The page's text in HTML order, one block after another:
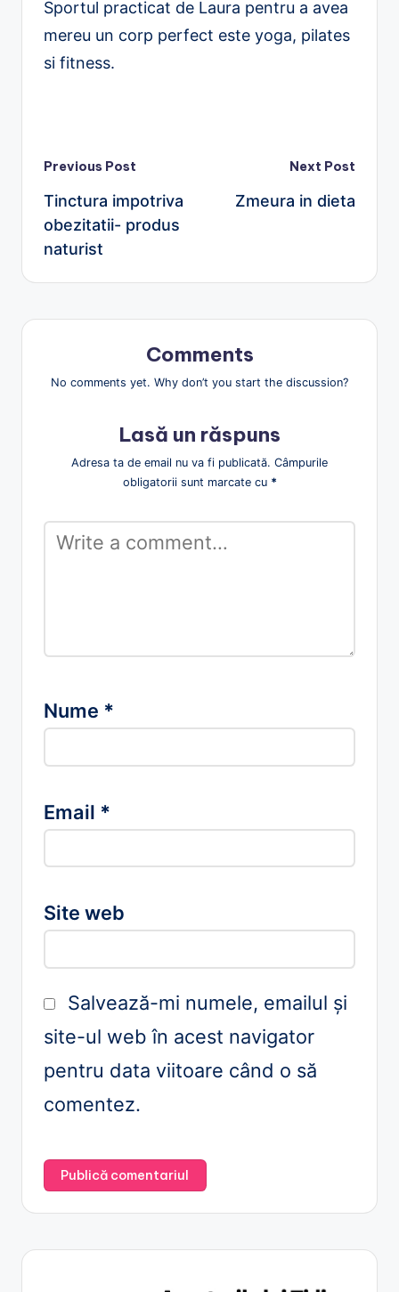
Sportul practicat de Laura pentru a avea
mereu un corp perfect este yoga, pilates
si fitness.
Post
navigation
Previous Post
Tinctura impotriva
obezitatii- produs
naturist
Next Post
Zmeura in dieta
Comments
No comments yet. Why don’t you start the discussion?
Lasă un răspuns
Adresa ta de email nu va fi publicată. Câmpurile
obligatorii sunt marcate cu *
Nume *
Email *
Site web
Salvează-mi numele, emailul și
site-ul web în acest navigator
pentru data viitoare când o să
comentez.